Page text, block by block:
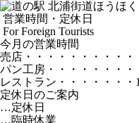
営業時間・定休日
For Foreign Tourists
今月の営業時間
売店 ・・・・・・・・・・
パン工房 ・・・・・・・・
レストラン ・・・・・・・
定休日のご案内
…定休日
…臨時休業